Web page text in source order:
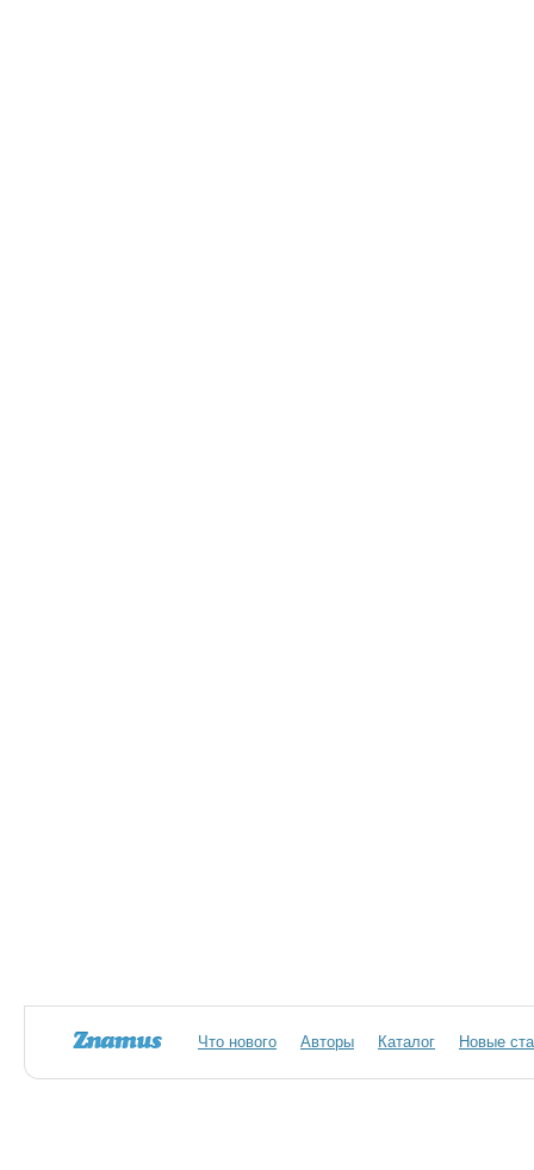
Что нового Авторы Каталог Новые